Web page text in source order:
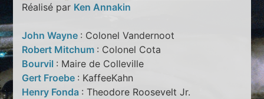
Réalisé par Ken Annakin
John Wayne : Colonel Vandernoot
Robert Mitchum : Colonel Cota
Bourvil : Maire de Colleville
Gert Froebe : KaffeeKahn
Henry Fonda : Theodore Roosevelt Jr.